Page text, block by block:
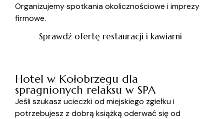
Organizujemy spotkania okolicznościowe i imprezy
firmowe.
Sprawdź ofertę restauracji i kawiarni
Hotel w Kołobrzegu dla
spragnionych relaksu w SPA
Jeśli szukasz ucieczki od miejskiego zgiełku i
potrzebujesz z dobrą książką oderwać się od